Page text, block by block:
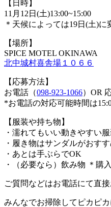
【日時】
11月12日(土)13:00~15:00
＊天候によっては19日(土)に
【場所】
SPICE MOTEL OKINAWA
北中城村喜舎場１０６６
【応募方法】
お電話（098-923-1066）OR
*お電話の対応可能時間は
【服装や持ち物】
・濡れてもいい動きやすい
・履き物はサンダルがおす
・あとは手ぶらでOK
・（必要なら）飲み物 ＊購
ご質問などはお電話にて直
みんなでお掃除してピカピ